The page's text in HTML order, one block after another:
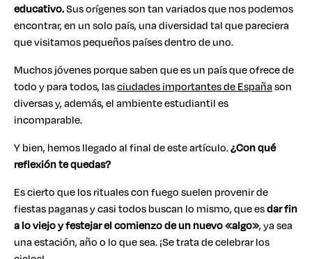
educativo.Sus orígenes son tan variados que nos podemos
encontrar, en un solo país, una diversidad tal que pareciera
que visitamos pequeños países dentro de uno.
Muchos jóvenes porque saben que es un país que ofrece de
todo y para todos, lasciudades importantes de Españason
diversas y, además, el ambiente estudiantil es
incomparable.
Y bien, hemos llegado al final de este artículo.¿Con qué
reflexión te quedas?
Es cierto que los rituales con fuego suelen provenir de
fiestas paganas y casi todos buscan lo mismo, que esdar fin
a lo viejo y festejar el comienzo de un nuevo «algo», ya sea
una estación, año o lo que sea. ¡Se trata de celebrar los